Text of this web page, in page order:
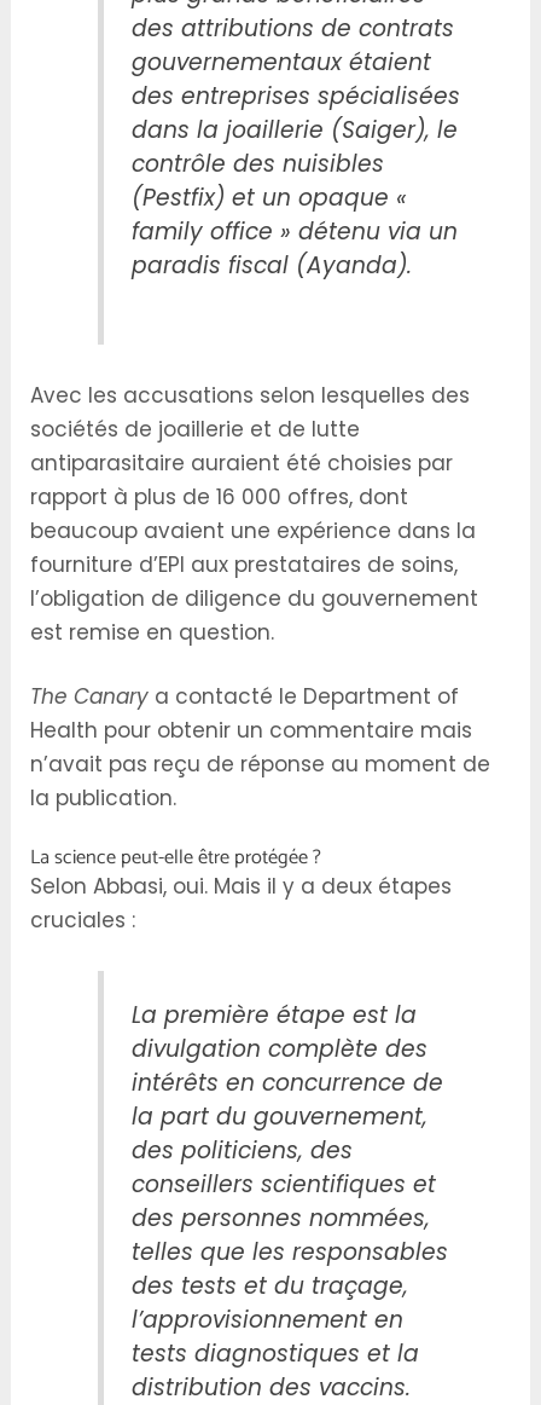
des attributions de contrats
gouvernementaux étaient
des entreprises spécialisées
dans la joaillerie (Saiger), le
contrôle des nuisibles
(Pestfix) et un opaque «
family office » détenu via un
paradis fiscal (Ayanda).
Avec les accusations selon lesquelles des
sociétés de joaillerie et de lutte
antiparasitaire auraient été choisies par
rapport à plus de 16 000 offres, dont
beaucoup avaient une expérience dans la
fourniture d’EPI aux prestataires de soins,
l’obligation de diligence du gouvernement
est remise en question.
The Canary a contacté le Department of
Health pour obtenir un commentaire mais
n’avait pas reçu de réponse au moment de
la publication.
La science peut-elle être protégée ?
Selon Abbasi, oui. Mais il y a deux étapes
cruciales :
La première étape est la
divulgation complète des
intérêts en concurrence de
la part du gouvernement,
des politiciens, des
conseillers scientifiques et
des personnes nommées,
telles que les responsables
des tests et du traçage,
l’approvisionnement en
tests diagnostiques et la
distribution des vaccins.